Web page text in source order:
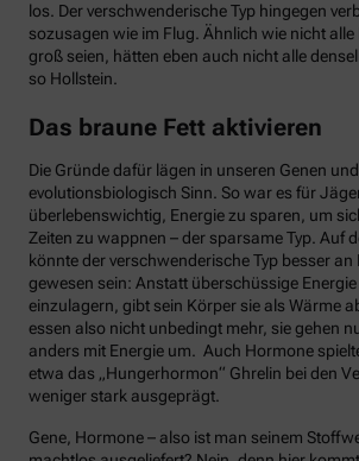
los. Der verschwenderische Typ hingegen
sozusagen wie im Flug. Ähnlich wie nicht
groß seien, hätten eben auch nicht alle
so Hollstein.
Das braune Fett aktivieren
Die Gründe dafür lägen in unseren Genen
evolutionsbiologisch Sinn. So war es für
überlebenswichtig, Energie zu sparen, um
Zeiten zu wappnen – der sparsame Typ. Auf
könnte der verschwenderische Typ besser
gewesen sein: Anstatt überschüssige
einzulagern, gibt sein Körper sie als Wärme
essen also nicht unbedingt mehr, sie gehen
anders mit Energie um. Auch Hormone
etwa das „Hungerhormon“ Ghrelin bei den
weniger stark ausgeprägt.
Gene, Hormone – also ist man seinem